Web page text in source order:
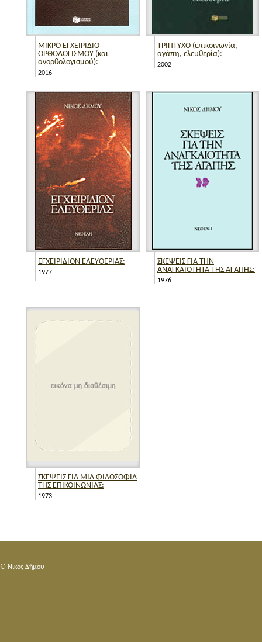
ΜΙΚΡΟ ΕΓΧΕΙΡΙΔΙΟ
ΟΡΘΟΛΟΓΙΣΜΟΥ (και
ανορθολογισμού):
2016
ΤΡΙΠΤΥΧΟ (επικοινωνία,
αγάπη, ελευθερία):
2002
ΕΓΧΕΙΡΙΔΙΟΝ ΕΛΕΥΘΕΡΙΑΣ:
1977
ΣΚΕΨΕΙΣ ΓΙΑ ΤΗΝ
ΑΝΑΓΚΑΙΟΤΗΤΑ ΤΗΣ ΑΓΑΠΗΣ:
1976
ΣΚΕΨΕΙΣ ΓΙΑ ΜΙΑ ΦΙΛΟΣΟΦΙΑ
ΤΗΣ ΕΠΙΚΟΙΝΩΝΙΑΣ:
1973
© Nίκος Δήμου